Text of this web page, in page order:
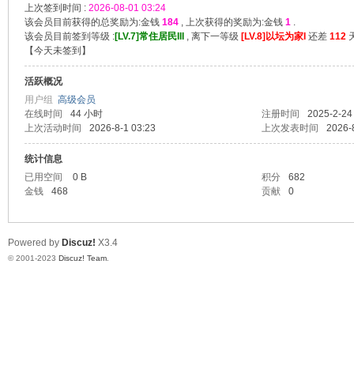
单
上次签到时间 : 2026-08-01 03:24
该会员目前获得的总奖励为:金钱 184 , 上次获得的奖励为:金钱 1 .
该会员目前签到等级 :[LV.7]常住居民III , 离下一等级 [LV.8]以坛为家I 还差 112
【今天未签到 】
活跃概况
用户组 高级会员
在线时间
44 小时 注册时间
2025-2-
上次活动时间
2026-8-1 03:23 上次发表时间 2026-
统计信息
已用空间
0 B 积分
682
金钱
468 贡献 0
Powered by Discuz! X3.4
© 2001-2023 Discuz! Team